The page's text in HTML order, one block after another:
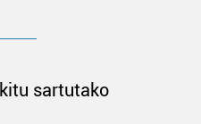
sartutako